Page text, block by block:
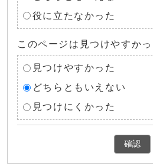
役に立たなかった
このページは見つけやすかっ
見つけやすかった
どちらともいえない
見つけにくかった
確認